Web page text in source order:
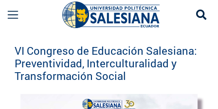
VI Congreso de Educación Salesiana:
Preventividad, Interculturalidad y
Transformación Social